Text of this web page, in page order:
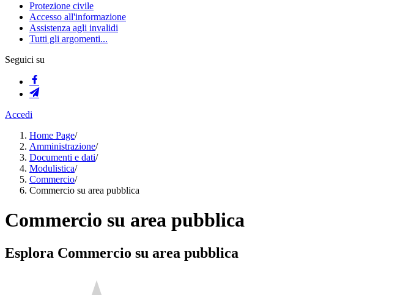
Protezione civile
Accesso all'informazione
Assistenza agli invalidi
Tutti gli argomenti...
Seguici su
Accedi
Home Page/
Amministrazione/
Documenti e dati/
Modulistica/
Commercio/
Commercio su area pubblica
Commercio su area pubblica
Esplora Commercio su area pubblica